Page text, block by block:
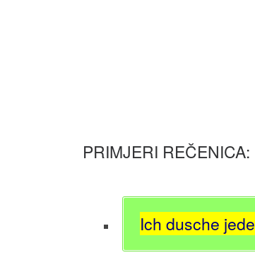
PRIMJERI REČENICA:
Ich dusche